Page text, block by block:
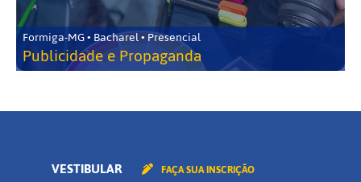
Formiga-MG • Bacharel • Presencial
Publicidade e Propaganda
VESTIBULAR FAÇA SUA INSCRIÇÃO